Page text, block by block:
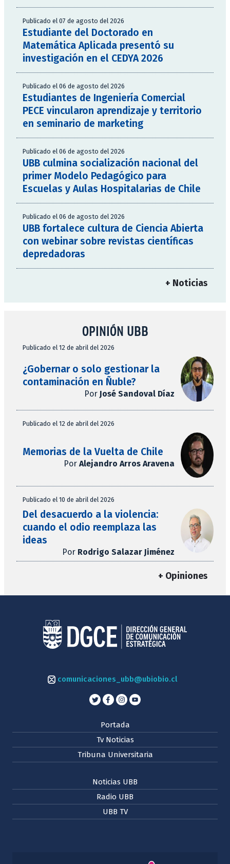
Publicado el 07 de agosto del 2026
Estudiante del Doctorado en
Matemática Aplicada presentó su
investigación en el CEDYA 2026
Publicado el 06 de agosto del 2026
Estudiantes de Ingeniería Comercial
PECE vincularon aprendizaje y territorio
en seminario de marketing
Publicado el 06 de agosto del 2026
UBB culmina socialización nacional del
primer Modelo Pedagógico para
Escuelas y Aulas Hospitalarias de Chile
Publicado el 06 de agosto del 2026
UBB fortalece cultura de Ciencia Abierta
con webinar sobre revistas científicas
depredadoras
+ Noticias
OPINIÓN UBB
Publicado el 12 de abril del 2026
¿Gobernar o solo gestionar la
contaminación en Ñuble?
Por José Sandoval Díaz
Publicado el 12 de abril del 2026
Memorias de la Vuelta de Chile
Por Alejandro Arros Aravena
Publicado el 10 de abril del 2026
Del desacuerdo a la violencia:
cuando el odio reemplaza las
ideas
Por Rodrigo Salazar Jiménez
+ Opiniones
comunicaciones_ubb@ubiobio.cl
Portada
Tv Noticias
Tribuna Universitaria
Noticias UBB
Radio UBB
UBB TV